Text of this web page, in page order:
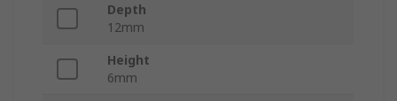
Depth
12mm
Height
6mm